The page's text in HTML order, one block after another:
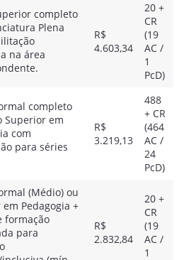
completo
Plena
na área
R$
4.603,34
20 +
CR
(19
AC /
1
PcD)
completo
Superior em
com
para séries
R$
3.219,13
488
+ CR
(464
AC /
24
PcD)
(Médio) ou
Pedagogia +
formação
para
R$
2.832,84
20 +
CR
(19
AC /
1